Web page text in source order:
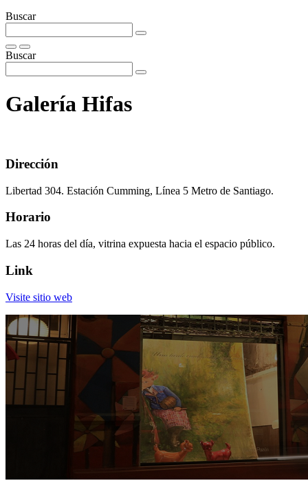
Buscar
Buscar
Galería Hifas
Dirección
Libertad 304. Estación Cumming, Línea 5 Metro de Santiago.
Horario
Las 24 horas del día, vitrina expuesta hacia el espacio público.
Link
Visite sitio web